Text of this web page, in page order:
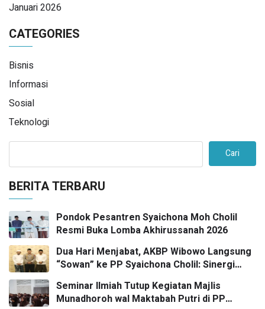
Januari 2026
CATEGORIES
Bisnis
Informasi
Sosial
Teknologi
Cari
BERITA TERBARU
Pondok Pesantren Syaichona Moh Cholil
Resmi Buka Lomba Akhirussanah 2026
Dua Hari Menjabat, AKBP Wibowo Langsung
“Sowan” ke PP Syaichona Cholil: Sinergi
Kunci Bangkalan Madani
Seminar Ilmiah Tutup Kegiatan Majlis
Munadhoroh wal Maktabah Putri di PP